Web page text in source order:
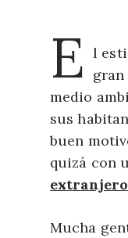
E l
medio
sus
buen
quizá con
extranjero
Mucha